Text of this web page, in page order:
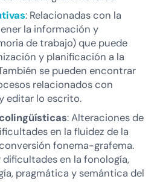
: Relacionadas con la
la información y
de trabajo) que puede
y planificación a la
se pueden encontrar
relacionados con
editar lo escrito.
: Alteraciones de
en la fluidez de la
fonema-grafema.
dificultades en la fonología,
pragmática y semántica del